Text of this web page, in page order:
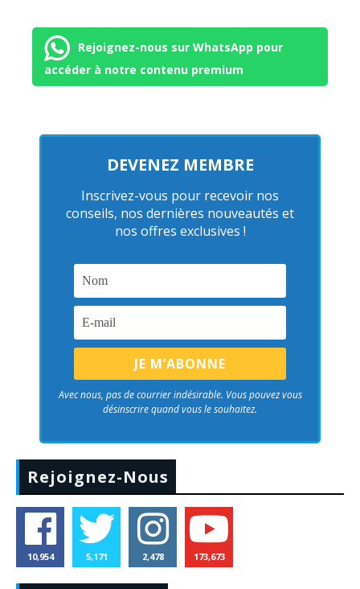
Rejoignez-nous sur WhatsApp pour
accéder à notre contenu premium
DEVENEZ MEMBRE
Inscrivez-vous pour recevoir nos
conseils, nos dernières nouveautés et
nos offres exclusives !
Avec nous, pas de courrier indésirable. Vous pouvez vous
désinscrire quand vous le souhaitez.
Rejoignez-Nous
10,954 5,171 2,478 173,673